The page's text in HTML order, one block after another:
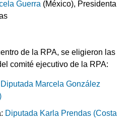
Guerra (México), Presidenta
de la RPA, se eligieron las
comité ejecutivo de la RPA:
Diputada Marcela González
Diputada Karla Prendas (Costa